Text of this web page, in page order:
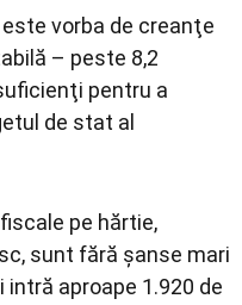
vorba de creanţe
– peste 8,2
pentru a
de stat al
pe hărtie,
sunt fără şanse mari
aproape 1.920 de